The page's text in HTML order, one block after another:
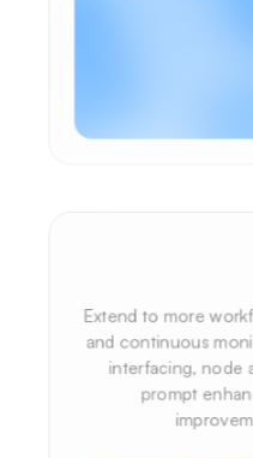
Extend to more
and continuous
interfacing, node
prompt